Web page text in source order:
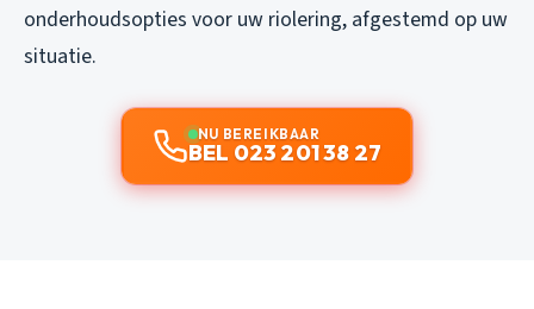
onderhoudsopties voor uw riolering, afgestemd op uw
situatie.
NU BEREIKBAAR
BEL 023 201 38 27